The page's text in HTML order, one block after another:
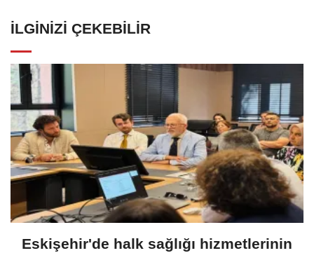
İLGINIZI ÇEKEBILIR
Eskişehir'de halk sağlığı hizmetlerinin